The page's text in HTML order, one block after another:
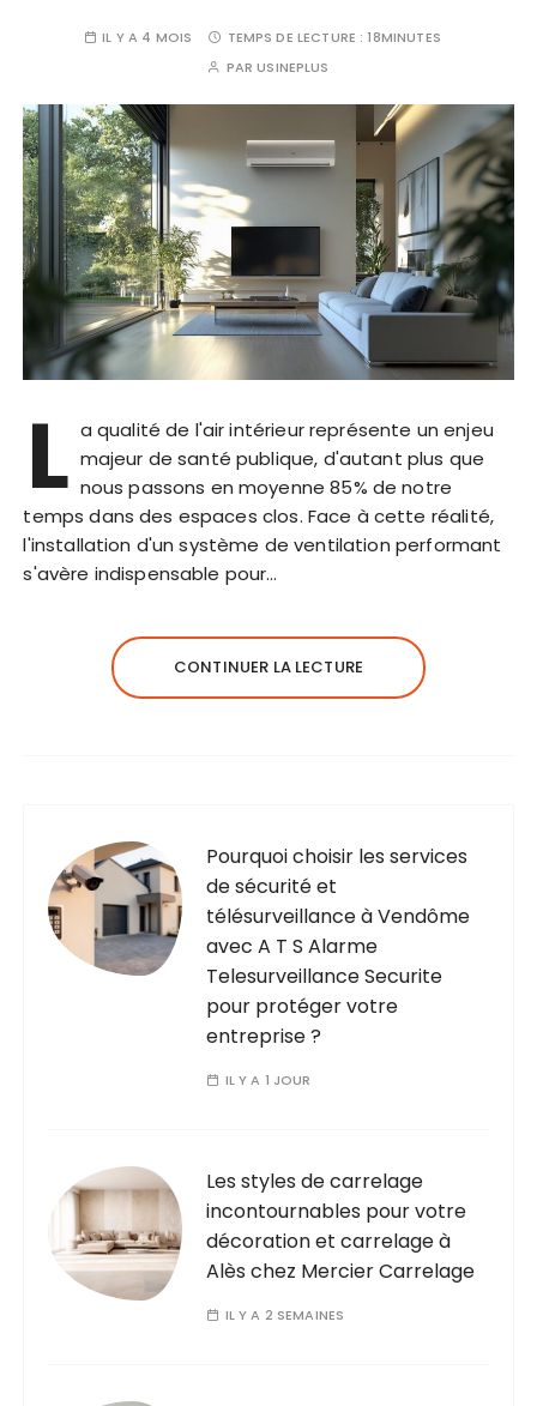
IL Y A 4 MOIS TEMPS DE LECTURE :18MINUTES
PARUSINEPLUS
L a qualité de l'air intérieur représente un enjeu
majeur de santé publique, d'autant plus que
nous passons en moyenne 85% de notre
temps dans des espaces clos. Face à cette réalité,
l'installation d'un système de ventilation performant
s'avère indispensable pour…
CONTINUER LA LECTURE
Pourquoi choisir les services
de sécurité et
télésurveillance à Vendôme
avec A T S Alarme
Telesurveillance Securite
pour protéger votre
entreprise ?
IL Y A 1 JOUR
Les styles de carrelage
incontournables pour votre
décoration et carrelage à
Alès chez Mercier Carrelage
IL Y A 2 SEMAINES